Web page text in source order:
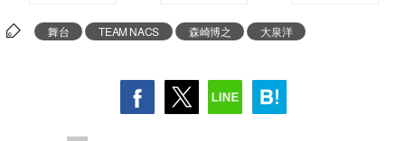
舞台 TEAM NACS 森崎博之 大泉洋